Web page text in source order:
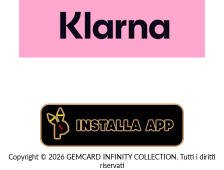
Copyright © 2026 GEMCARD INFINITY COLLECTION. Tutti i diritti
riservati